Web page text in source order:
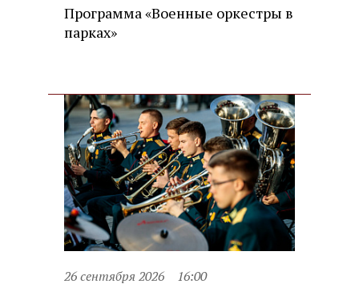
Программа «Военные оркестры в
парках»
26 сентября 2026 16:00